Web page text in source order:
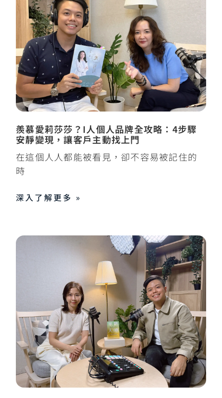
羨慕愛莉莎莎？I人個人品牌全攻略：4步驟
安靜變現，讓客戶主動找上門
在這個人人都能被看見，卻不容易被記住的
時
深入了解更多 »